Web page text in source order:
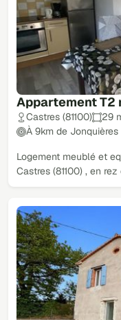
Appartement T2
Castres (81100) 29
À 9km de Jonquières
Logement meublé et
Castres (81100) , en